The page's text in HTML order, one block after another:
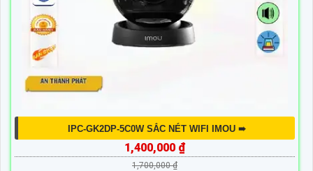
IPC-GK2DP-5C0W SẮC NÉT WIFI IMOU ➠
1,400,000 ₫
1,700,000 ₫